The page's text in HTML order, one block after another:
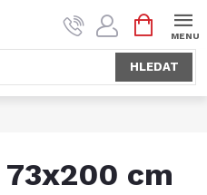
HLEDAT
NÁKUPNÍ
KOŠÍK
73x200 cm